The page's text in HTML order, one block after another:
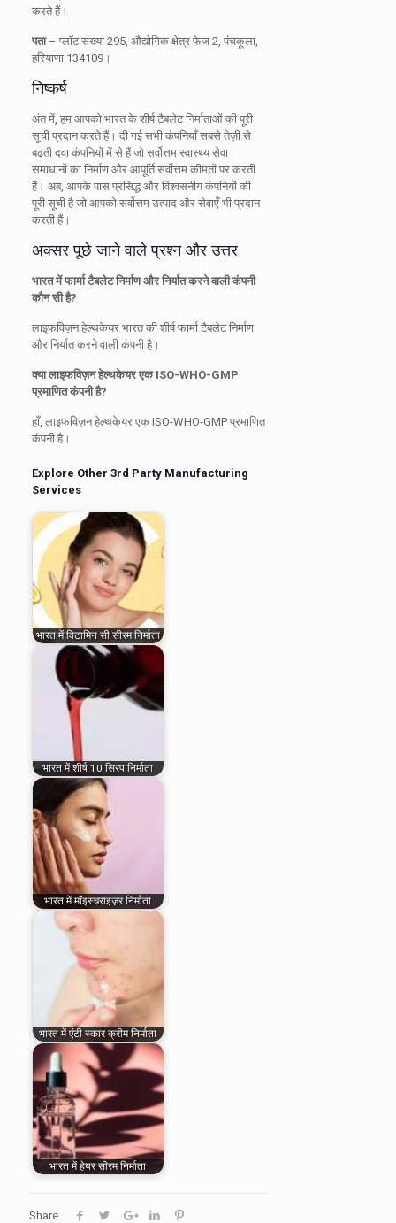
करते हैं।
पता – प्लॉट संख्या 295, औद्योगिक क्षेत्र फेज 2, पंचकूला,
हरियाणा 134109।
निष्कर्ष
अंत में, हम आपको भारत के शीर्ष टैबलेट निर्माताओं की पूरी
सूची प्रदान करते हैं। दी गई सभी कंपनियाँ सबसे तेज़ी से
बढ़ती दवा कंपनियों में से हैं जो सर्वोत्तम स्वास्थ्य सेवा
समाधानों का निर्माण और आपूर्ति सर्वोत्तम कीमतों पर करती
हैं। अब, आपके पास प्रसिद्ध और विश्वसनीय कंपनियों की
पूरी सूची है जो आपको सर्वोत्तम उत्पाद और सेवाएँ भी प्रदान
करती हैं।
अक्सर पूछे जाने वाले प्रश्न और उत्तर
भारत में फार्मा टैबलेट निर्माण और निर्यात करने वाली कंपनी
कौन सी है?
लाइफविज़न हेल्थकेयर भारत की शीर्ष फार्मा टैबलेट निर्माण
और निर्यात करने वाली कंपनी है।
क्या लाइफविज़न हेल्थकेयर एक ISO-WHO-GMP
प्रमाणित कंपनी है?
हाँ, लाइफविज़न हेल्थकेयर एक ISO-WHO-GMP प्रमाणित
कंपनी है।
Explore Other 3rd Party Manufacturing
Services
भारत में विटामिन सी सीरम निर्माता
भारत में शीर्ष 10 सिरप निर्माता
भारत में मॉइस्चराइज़र निर्माता
भारत में एंटी स्कार क्रीम निर्माता
भारत में हेयर सीरम निर्माता
Share